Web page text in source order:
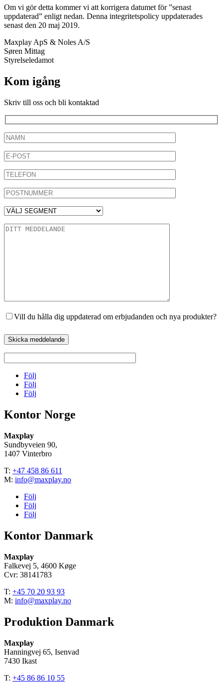
Om vi gör detta kommer vi att korrigera datumet för ”senast
uppdaterad” enligt nedan. Denna integritetspolicy uppdaterades
senast den 20 maj 2019.
Maxplay ApS & Noles A/S
Søren Mittag
Styrelseledamot
Kom igång
Skriv till oss och bli kontaktad
Vill du hålla dig uppdaterad om erbjudanden och nya produkter?
Skicka meddelande
Följ
Följ
Följ
Kontor Norge
Maxplay
Sundbyveien 90,
1407 Vinterbro
T: +47 458 86 611
M: info@maxplay.no
Följ
Följ
Följ
Kontor Danmark
Maxplay
Falkevej 5, 4600 Køge
Cvr: 38141783
T: +45 70 20 93 93
M: info@maxplay.no
Produktion Danmark
Maxplay
Hanningvej 65, Isenvad
7430 Ikast
T: +45 86 86 10 55